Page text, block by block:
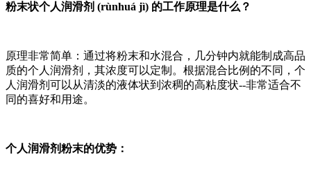
粉末状个人润滑剂 (rùnhuá jì) 的工作原理是什么？
原理非常简单：通过将粉末和水混合，几分钟内就能制成高品
质的个人润滑剂，其浓度可以定制。根据混合比例的不同，个
人润滑剂可以从清淡的液体状到浓稠的高粘度状--非常适合不
同的喜好和用途。
个人润滑剂粉末的优势：